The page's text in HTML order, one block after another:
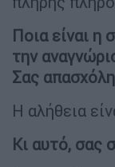
Ποια είναι η
την
Σας
Η αλήθεια
Κι αυτό, σας